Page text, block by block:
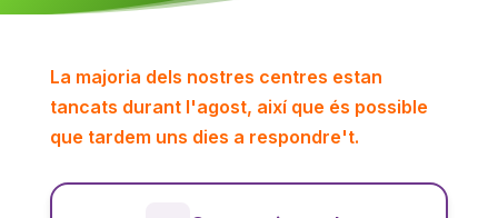
La majoria dels nostres centres estan
tancats durant l'agost, així que és possible
que tardem uns dies a respondre't.